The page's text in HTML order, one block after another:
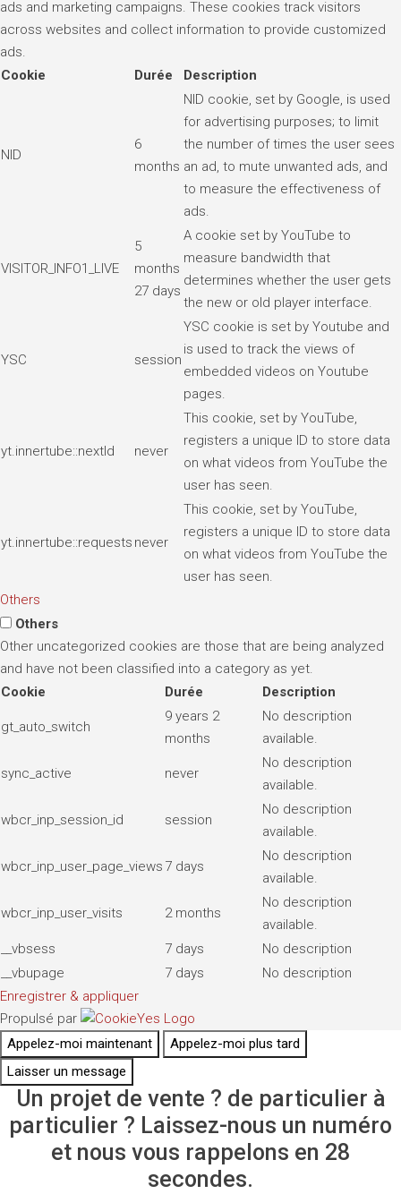
ads and marketing campaigns. These cookies track visitors
across websites and collect information to provide customized
ads.
Cookie
Durée Description
NID
6
months
NID cookie, set by Google, is used
for advertising purposes; to limit
the number of times the user sees
an ad, to mute unwanted ads, and
to measure the effectiveness of
ads.
VISITOR_INFO1_LIVE
5
months
27 days
A cookie set by YouTube to
measure bandwidth that
determines whether the user gets
the new or old player interface.
YSC session
YSC cookie is set by Youtube and
is used to track the views of
embedded videos on Youtube
pages.
yt.innertube::nextId never
This cookie, set by YouTube,
registers a unique ID to store data
on what videos from YouTube the
user has seen.
yt.innertube::requests never
This cookie, set by YouTube,
registers a unique ID to store data
on what videos from YouTube the
user has seen.
Others
Others
Other uncategorized cookies are those that are being analyzed
and have not been classified into a category as yet.
Cookie
Durée Description
gt_auto_switch
9 years 2
months
No description
available.
sync_active never
No description
available.
wbcr_inp_session_id session
No description
available.
wbcr_inp_user_page_views 7 days
No description
available.
wbcr_inp_user_visits 2 months
No description
available.
__vbsess
7 days
No description
__vbupage
7 days
No description
Enregistrer & appliquer
Propulsé par
Appelez-moi maintenant
Appelez-moi plus tard
Laisser un message
Un projet de vente ? de particulier à
particulier ? Laissez-nous un numéro
et nous vous rappelons en 28
secondes.